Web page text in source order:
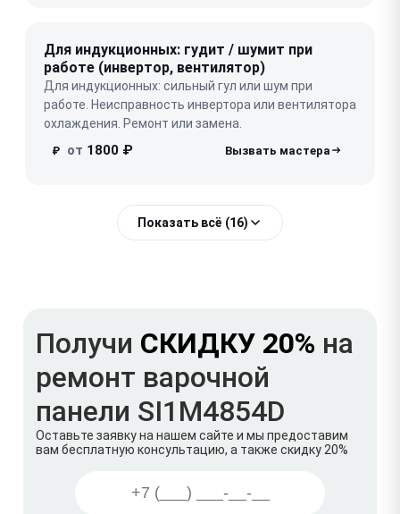
Для индукционных: гудит / шумит при
работе (инвертор, вентилятор)
Для индукционных: сильный гул или шум при
работе. Неисправность инвертора или вентилятора
охлаждения. Ремонт или замена.
₽ от 1800 ₽
Показать всё (16)
Получи СКИДКУ 20% на
ремонт варочной
панели SI1M4854D
Оставьте заявку на нашем сайте и мы предоставим
вам бесплатную консультацию, а также скидку 20%